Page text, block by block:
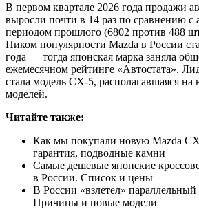
В первом квартале 2026 года продажи
выросли почти в 14 раз по сравнению с
периодом прошлого (6802 против 488
Пиком популярности Mazda в России
года — тогда японская марка заняла
ежемесячном рейтинге «Автостата».
стала модель CX-5, располагавшаяся на
моделей.
Читайте также:
Как мы покупали новую Mazda
гарантия, подводные камни
Самые дешевые японские
в России. Список и цены
В России «взлетел»
Причины и новые модели